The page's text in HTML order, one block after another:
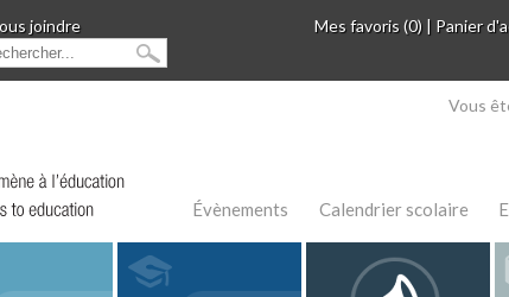
Mes favoris (0) | Panier
joindre
Vous
Évènements Calendrier scolaire